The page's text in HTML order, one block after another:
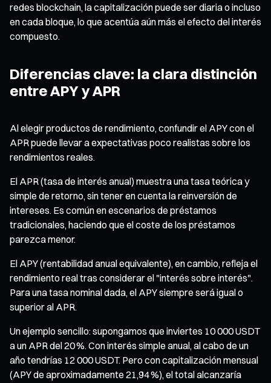
redes blockchain, la capitalización puede ser diaria o incluso
en cada bloque, lo que acentúa aún más el efecto del interés
compuesto.
Diferencias clave: la clara distinción
entre APY y APR
Al elegir productos de rendimiento, confundir el APY con el
APR puede llevar a expectativas poco realistas sobre los
rendimientos reales.
El APR (tasa de interés anual) muestra una tasa teórica y
simple de retorno, sin tener en cuenta la reinversión de
intereses. Es común en escenarios de préstamos
tradicionales, haciendo que el coste de los préstamos
parezca menor.
El APY (rentabilidad anual equivalente), en cambio, refleja el
rendimiento real tras considerar el "interés sobre interés".
Para una tasa nominal dada, el APY siempre será igual o
superior al APR.
Un ejemplo sencillo: supongamos que inviertes 10 000 USDT
a un APR del 20 %. Con interés simple anual, al cabo de un
año tendrías 12 000 USDT. Pero con capitalización mensual
(APY de aproximadamente 21,94 %), el total alcanzaría